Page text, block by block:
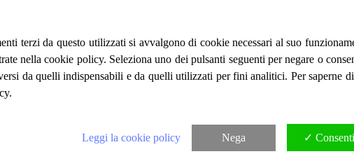
Brossura commerciale, l'interno del volume,
marcati da cuciture lente e dalla presenza di
penna, la copertina monocolore e flessibile, appare
ombre di polvere e segnata da corpose sgualciture
da urti con piccoli strappi al dorso, VI edizione. N. pag.
terzi da questo utilizzati si avvalgono di cookie necessari al suo
nella cookie policy. Seleziona uno dei pulsanti seguenti per negare o
da quelli indispensabili e da quelli utilizzati per fini analitici. Per saperne
Leggi la cookie policy Nega ✓ Consenti